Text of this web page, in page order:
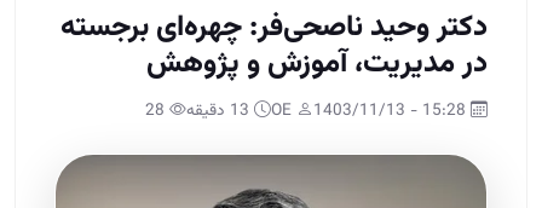
دکتر وحید ناصحی‌فر: چهره‌ای برجسته
در مدیریت، آموزش و پژوهش